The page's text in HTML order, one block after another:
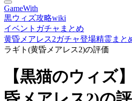
GameWith
黒ウィズ攻略wiki
イベントガチャまとめ
黄昏メアレス2ガチャ登場精霊まと
ラギト(黄昏メアレス2)の評価
【黒猫のウィズ